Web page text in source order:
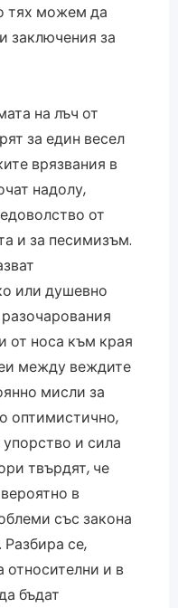
тях можем да
заключения за
на лъч от
за един весел
врязвания в
надолу,
от
и за песимизъм.
или душевно
от носа към края
между веждите
мисли за
оптимистично,
и сила
твърдят, че
в
със закона
се,
относителни и в
бъдат